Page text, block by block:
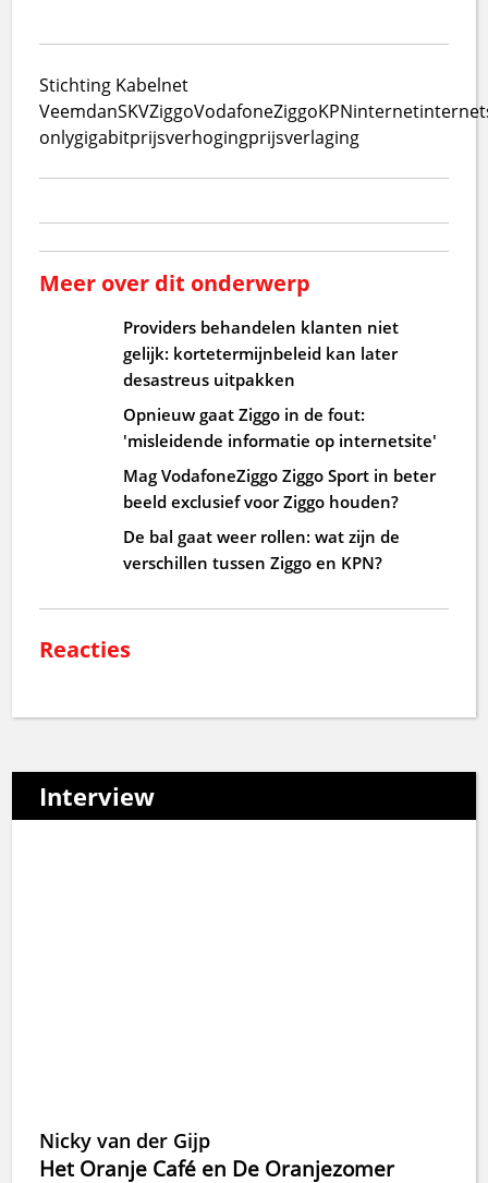
Stichting Kabelnet
VeemdanSKVZiggoVodafoneZiggoKPNinternet
onlygigabitprijsverhogingprijsverlaging
Meer over dit onderwerp
Providers behandelen klanten niet
gelijk: kortetermijnbeleid kan later
desastreus uitpakken
Opnieuw gaat Ziggo in de fout:
'misleidende informatie op internetsite'
Mag VodafoneZiggo Ziggo Sport in beter
beeld exclusief voor Ziggo houden?
De bal gaat weer rollen: wat zijn de
verschillen tussen Ziggo en KPN?
Reacties
Interview
Nicky van der Gijp
Het Oranje Café en De Oranjezomer